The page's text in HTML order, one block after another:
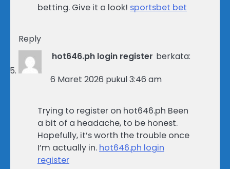
betting. Give it a look! sportsbet bet
Reply
hot646.ph login register berkata:
6 Maret 2026 pukul 3:46 am
Trying to register on hot646.ph Been
a bit of a headache, to be honest.
Hopefully, it’s worth the trouble once
I’m actually in. hot646.ph login
register